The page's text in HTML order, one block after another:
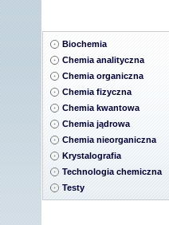
Biochemia
Chemia analityczna
Chemia organiczna
Chemia fizyczna
Chemia kwantowa
Chemia jądrowa
Chemia nieorganiczna
Krystalografia
Technologia chemiczna
Testy